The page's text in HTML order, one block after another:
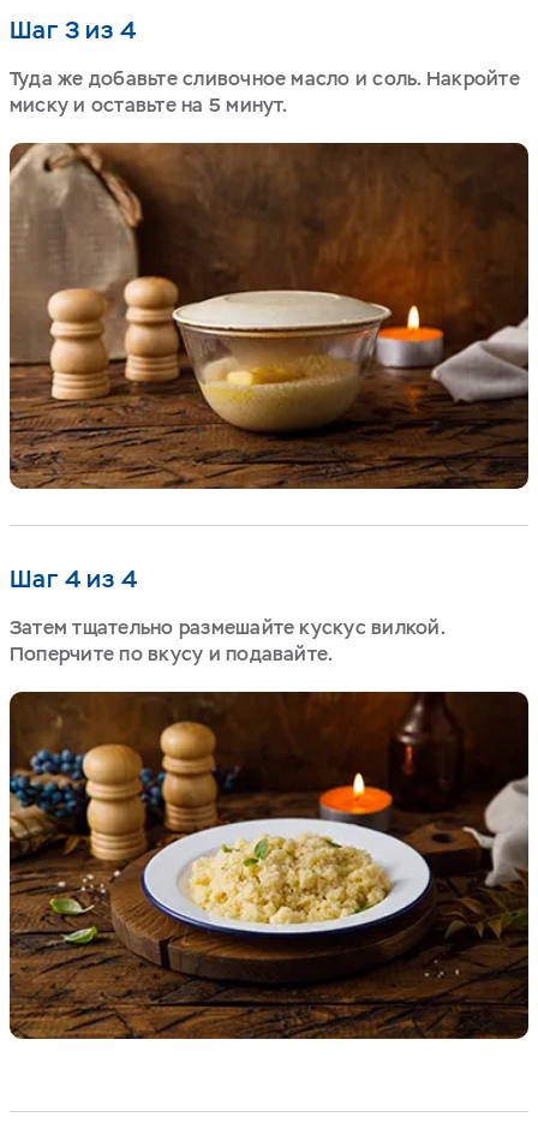
Шаг 3 из 4
Туда же добавьте сливочное масло и соль. Накройте
миску и оставьте на 5 минут.
Шаг 4 из 4
Затем тщательно размешайте кускус вилкой.
Поперчите по вкусу и подавайте.